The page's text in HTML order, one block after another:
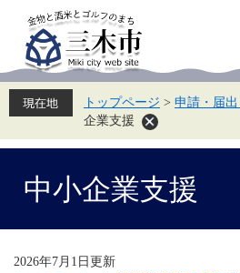
先
頭
を
飛
て
トップページ > 申請・届
企業支援
中小企業支援
2026年7月1日更新